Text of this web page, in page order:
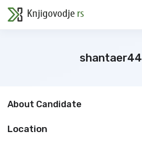
shantaer44
About Candidate
Location